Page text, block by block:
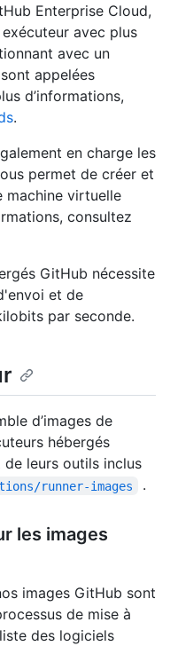
Enterprise Cloud,
avec plus
avec un
appelées
d’informations,
.
en charge les
permet de créer et
machine virtuelle
consultez
GitHub nécessite
et de
par seconde.
d’images de
hébergés
leurs outils inclus
runner-images .
les images
images GitHub sont
de mise à
des logiciels